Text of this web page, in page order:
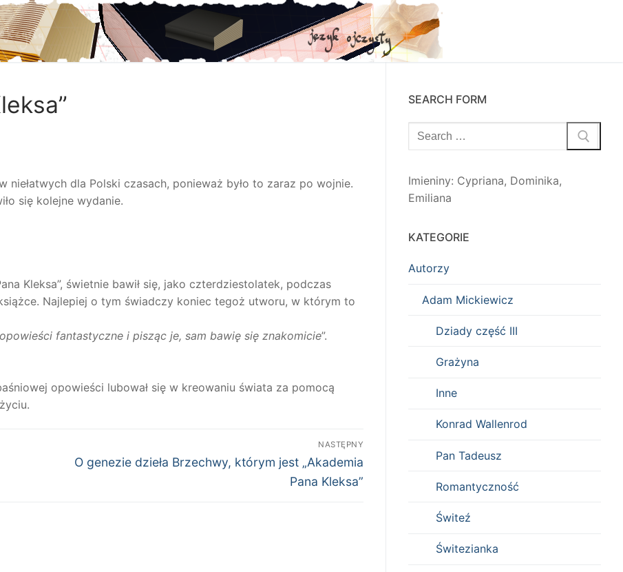
niełatwych dla Polski czasach, ponieważ było to zaraz po wojnie.
się kolejne wydanie.
Kleksa”, świetnie bawił się, jako czterdziestolatek, podczas
Najlepiej o tym świadczy koniec tegoż utworu, w którym to
fantastyczne i pisząc je, sam bawię się znakomicie”.
opowieści lubował się w kreowaniu świata za pomocą
NASTĘPNY
Następny
O genezie dzieła Brzechwy, którym jest „Akademia
Pana Kleksa”
SEARCH FORM
Szukaj:
Imieniny: Cypriana, Dominika,
Emiliana
KATEGORIE
Autorzy
Adam Mickiewicz
Dziady część III
Grażyna
Inne
Konrad Wallenrod
Pan Tadeusz
Romantyczność
Świteź
Świtezianka